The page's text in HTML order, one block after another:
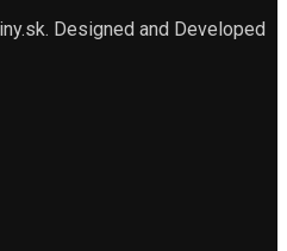
Designed and Developed